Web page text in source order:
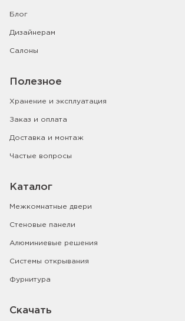
Блог
Дизайнерам
Салоны
Полезное
Хранение и эксплуатация
Заказ и оплата
Доставка и монтаж
Частые вопросы
Каталог
Межкомнатные двери
Стеновые панели
Алюминиевые решения
Системы открывания
Фурнитура
Скачать